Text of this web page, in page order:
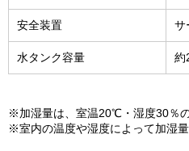
安全装置 サ
水タンク容量 約
※加湿量は、室温20℃・湿度30％
※室内の温度や湿度によって加湿量